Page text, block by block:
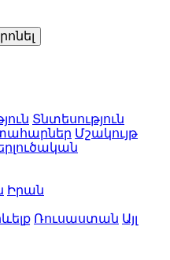
Տնտեսություն
Մշակույթ
Իրան
Ռուսաստան Այլ